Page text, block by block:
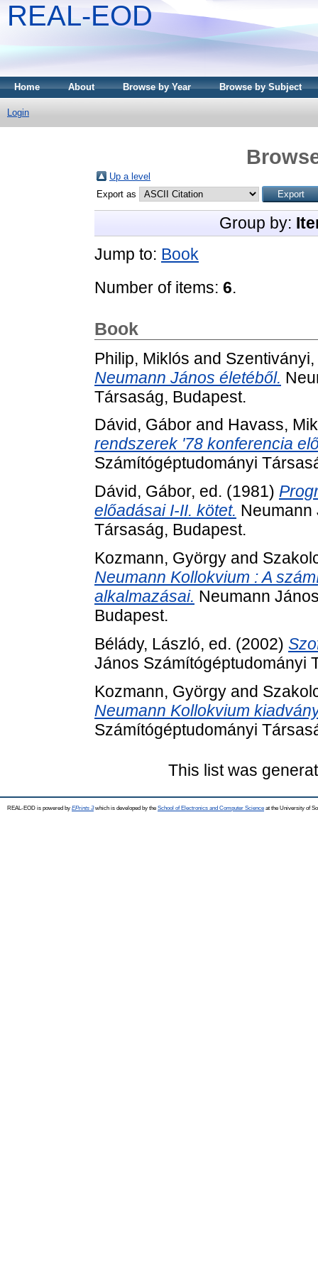
REAL-EOD
Home About Browse by Year Browse by Subject
Login
Up a level
Export as
Group by:
Jump to: Book
Number of items: 6.
Book
Philip, Miklós and Szentiványi,
Neumann János életéből.
Társaság, Budapest.
Dávid, Gábor and Havass,
rendszerek '78 konferencia
Számítógéptudományi
Dávid, Gábor, ed. (1981)
előadásai I-II. kötet. Neumann
Társaság, Budapest.
Kozmann, György and
Neumann Kollokvium : A
alkalmazásai. Neumann
Budapest.
Bélády, László, ed. (2002)
János Számítógéptudományi
Kozmann, György and
Neumann Kollokvium
Számítógéptudományi
This list was
REAL-EOD is powered by EPrints 3which is developed by the School of Electronics and Computer Science at the University of